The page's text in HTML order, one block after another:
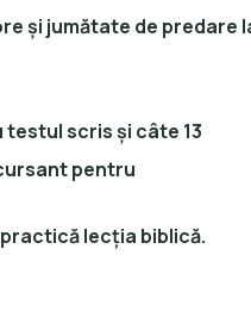
și jumătate de predare
scris și câte 13
pentru
lecția biblică.